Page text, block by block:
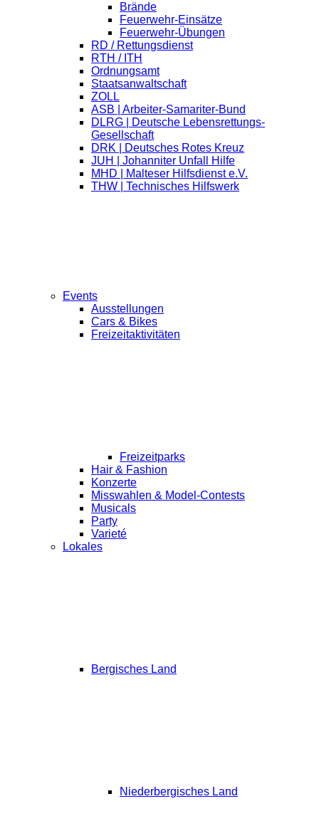
Brände
Feuerwehr-Einsätze
Feuerwehr-Übungen
RD / Rettungsdienst
RTH / ITH
Ordnungsamt
Staatsanwaltschaft
ZOLL
ASB | Arbeiter-Samariter-Bund
DLRG | Deutsche Lebensrettungs-
Gesellschaft
DRK | Deutsches Rotes Kreuz
JUH | Johanniter Unfall Hilfe
MHD | Malteser Hilfsdienst e.V.
THW | Technisches Hilfswerk
Events
Ausstellungen
Cars & Bikes
Freizeitaktivitäten
Freizeitparks
Hair & Fashion
Konzerte
Misswahlen & Model-Contests
Musicals
Party
Varieté
Lokales
Bergisches Land
Niederbergisches Land